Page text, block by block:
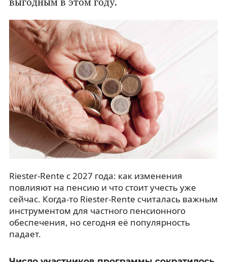
выгодным в этом году.
Riester-Rente с 2027 года: как изменения
повлияют на пенсию и что стоит учесть уже
сейчас. Когда-то Riester-Rente считалась важным
инструментом для частного пенсионного
обеспечения, но сегодня её популярность
падает.